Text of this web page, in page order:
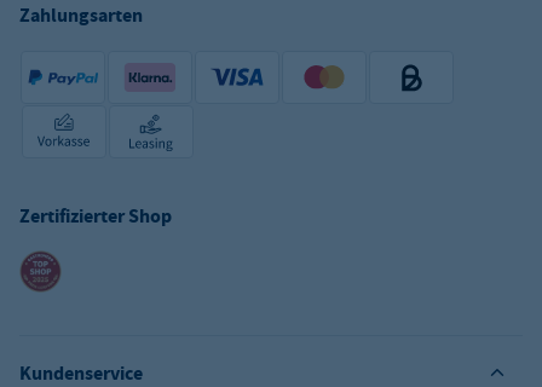
Zahlungsarten
Zertifizierter Shop
Kundenservice